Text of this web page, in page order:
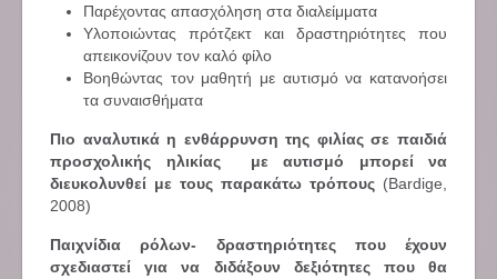
Παρέχοντας απασχόληση στα διαλείμματα
Υλοποιώντας πρότζεκτ και δραστηριότητες που
απεικονίζουν τον καλό φίλο
Βοηθώντας τον μαθητή με αυτισμό να κατανοήσει
τα συναισθήματα
Πιο αναλυτικά η ενθάρρυνση της φιλίας σε παιδιά
προσχολικής ηλικίας με αυτισμό μπορεί να
διευκολυνθεί με τους παρακάτω τρόπους (Bardige,
2008)
Παιχνίδια ρόλων- δραστηριότητες που έχουν
σχεδιαστεί για να διδάξουν δεξιότητες που θα